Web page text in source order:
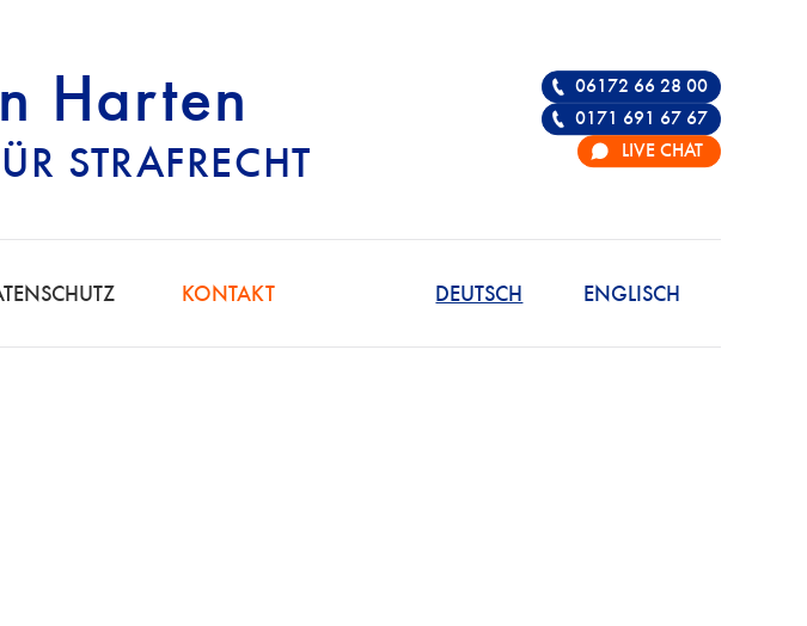
Harten
STRAFRECHT
FÜR DIE
KONTAKT ENGLISCH
DEUTSCH
06172 66 28 00
0171 691 67 67
LIVE CHAT